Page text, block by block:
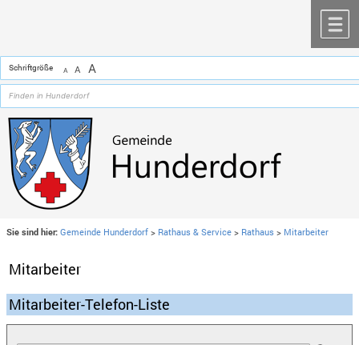
Schriftgröße A A A
Sie sind hier: Gemeinde Hunderdorf > Rathaus & Service > Rathaus > Mitarbeiter
Mitarbeiter
Mitarbeiter-Telefon-Liste